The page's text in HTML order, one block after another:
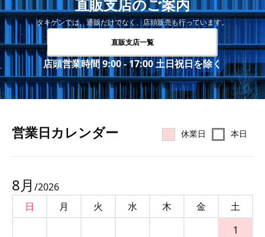
直販支店のご案内
タキゲンでは、通販だけでなく、店頭販売も行っています。
直販支店一覧
店頭営業時間 9:00 - 17:00 土日祝日を除く
営業⽇カレンダー 休業日 本日
8月 /2026
日
月 火 水 木 金
土
1